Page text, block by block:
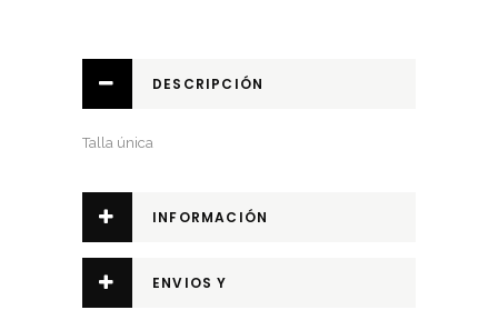
DESCRIPCIÓN
Talla única
INFORMACIÓN
ENVIOS Y